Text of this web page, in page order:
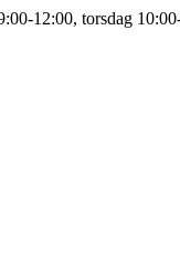
12:00, torsdag